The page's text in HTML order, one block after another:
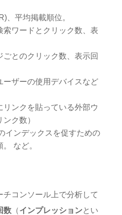
、平均掲載順位。
索ワードとクリック数、表
ごとのクリック数、表示回
ーザーの使用デバイスなど
リンクを貼っている外部ウ
ク数）
インデックスを促すための
など。
チコンソール上で分析して
数 （インプレッションとい